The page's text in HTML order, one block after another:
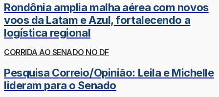
Rondônia amplia malha aérea com novos
voos da Latam e Azul, fortalecendo a
logística regional
CORRIDA AO SENADO NO DF
Pesquisa Correio/Opinião: Leila e Michelle
lideram para o Senado